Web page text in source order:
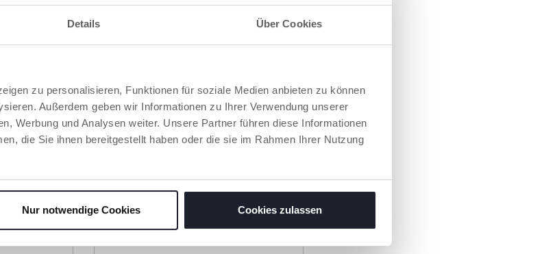
Details Über Cookies
zu personalisieren, Funktionen für soziale Medien anbieten zu können
Außerdem geben wir Informationen zu Ihrer Verwendung unserer
Werbung und Analysen weiter. Unsere Partner führen diese Informationen
die Sie ihnen bereitgestellt haben oder die sie im Rahmen Ihrer Nutzung
Nur notwendige Cookies Cookies zulassen